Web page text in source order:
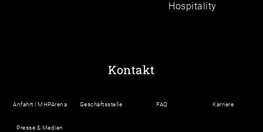
Hospitality
Kontakt
Anfahrt | MHPArena Geschäftsstelle FAQ Karriere
Presse & Medien